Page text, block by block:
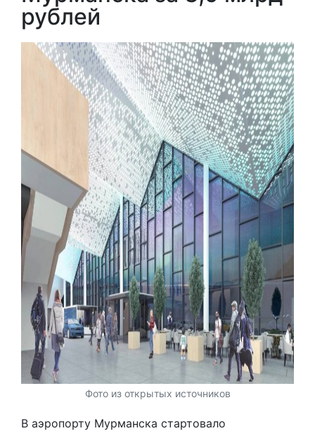
рублей
Фото из открытых источников
В аэропорту Мурманска стартовало